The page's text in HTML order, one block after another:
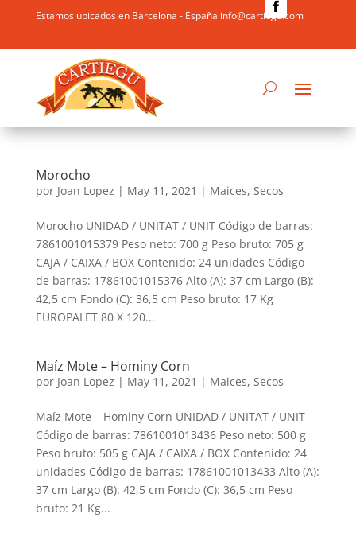
Estamos ubicados en Barcelona - España info@cartiegu.com
Morocho
por Joan Lopez | May 11, 2021 | Maices, Secos
Morocho UNIDAD / UNITAT / UNIT Código de barras:
7861001015379 Peso neto: 700 g Peso bruto: 705 g
CAJA / CAIXA / BOX Contenido: 24 unidades Código
de barras: 17861001015376 Alto (A): 37 cm Largo (B):
42,5 cm Fondo (C): 36,5 cm Peso bruto: 17 Kg
EUROPALET 80 X 120...
Maíz Mote – Hominy Corn
por Joan Lopez | May 11, 2021 | Maices, Secos
Maíz Mote – Hominy Corn UNIDAD / UNITAT / UNIT
Código de barras: 7861001013436 Peso neto: 500 g
Peso bruto: 505 g CAJA / CAIXA / BOX Contenido: 24
unidades Código de barras: 17861001013433 Alto (A):
37 cm Largo (B): 42,5 cm Fondo (C): 36,5 cm Peso
bruto: 21 Kg...